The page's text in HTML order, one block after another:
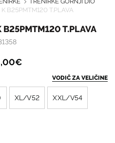
K B25PMTM120 T.PLAVA
B25PMTM120 T.PLAVA
VODIČ ZA VELIČINE
XL/V52 XXL/V54